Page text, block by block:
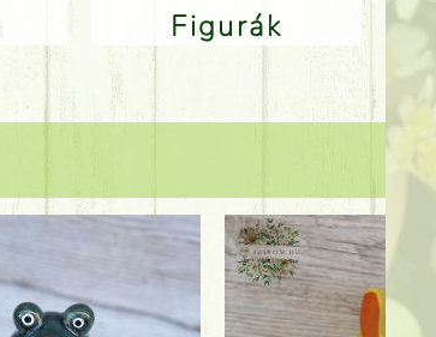
Figurák